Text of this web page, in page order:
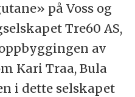
på Voss og
Tre60 AS,
av
Kari Traa, Bula
i dette selskapet